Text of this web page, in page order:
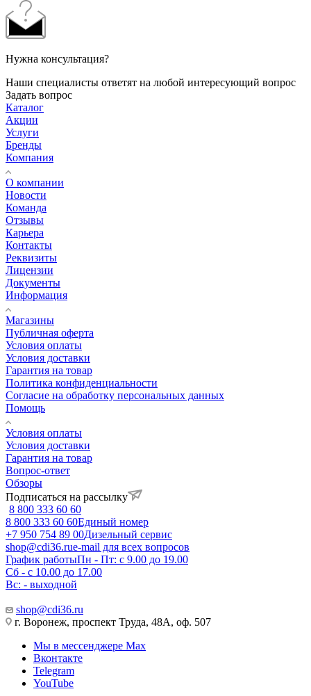
Нужна консультация?
Наши специалисты ответят на любой интересующий вопрос
Задать вопрос
Каталог
Акции
Услуги
Бренды
Компания
О компании
Новости
Команда
Отзывы
Карьера
Контакты
Реквизиты
Лицензии
Документы
Информация
Магазины
Публичная оферта
Условия оплаты
Условия доставки
Гарантия на товар
Политика конфиденциальности
Согласие на обработку персональных данных
Помощь
Условия оплаты
Условия доставки
Гарантия на товар
Вопрос-ответ
Обзоры
Подписаться на рассылку
8 800 333 60 60
8 800 333 60 60Единый номер
+7 950 754 89 00Дизельный сервис
shop@cdi36.rue-mail для всех вопросов
График работыПн - Пт: с 9.00 до 19.00
Сб - с 10.00 до 17.00
Вс: - выходной
shop@cdi36.ru
г. Воронеж, проспект Труда, 48А, оф. 507
Мы в мессенджере Max
Вконтакте
Telegram
YouTube